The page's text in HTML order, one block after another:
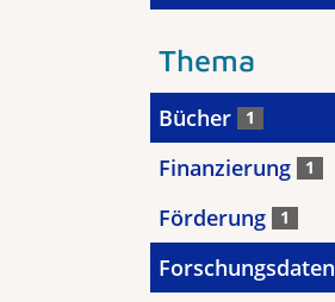
Thema
Bücher 1
Finanzierung 1
Förderung 1
Forschungsdaten